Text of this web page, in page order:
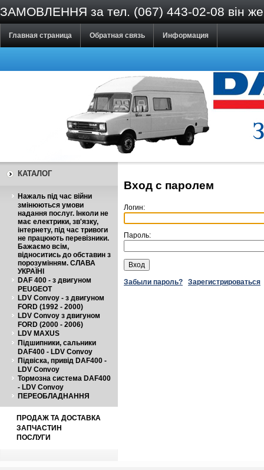
ЗАМОВЛЕННЯ за тел. (067) 443-02-08 він же
Главная страница Обратная связь Информация
КАТАЛОГ
Нажаль під час війни
змінюються умови
надання послуг. Інколи не
має електрики, зв'язку,
інтернету, під час тривоги
не працюють перевізники.
Бажаємо всім,
відноситись до обставин з
порозумінням. СЛАВА
УКРАЇНІ
DAF 400 - з двигуном
PEUGEOT
LDV Convoy - з двигуном
FORD (1992 - 2000)
LDV Convoy з двигуном
FORD (2000 - 2006)
LDV MAXUS
Підшипники, сальники
DAF400 - LDV Convoy
Підвіска, привід DAF400 -
LDV Convoy
Тормозна система DAF400
- LDV Convoy
ПЕРЕОБЛАДНАННЯ
ПРОДАЖ ТА ДОСТАВКА
ЗАПЧАСТИН
ПОСЛУГИ
Вход с паролем
Логин:
Пароль:
Забыли пароль? Зарегистрироваться